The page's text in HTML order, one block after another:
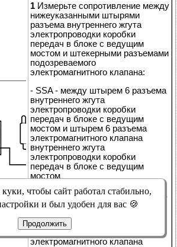
1 Измерьте сопротивление между
нижеуказанными штырями
разъема внутреннего жгута
электропроводки коробки
передач в блоке с ведущим
мостом и штекерными разъемами
подозреваемого
электромагнитного клапана:
- SSA - между штырем 6 разъема
внутреннего жгута
электропроводки коробки
передач в блоке с ведущим
мостом и штырем 6 разъема
электромагнитного клапана
внутреннего жгута
электропроводки коробки
передач в блоке с ведущим
мостом
- SSB - между штырем 8 разъема
внутреннего жгута
передач в блоке с ведущим
мостом и штырем 8 разъема
электромагнитного клапана
чтобы сайт работал стабильно,
и был удобен для вас 🍪
Продолжить